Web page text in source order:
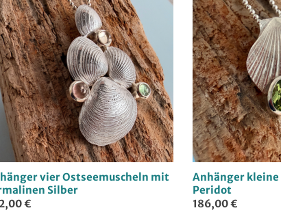
u
n
g
:
vier Ostseemuscheln mit
Silber
€
Anhänger
Peridot
186,00 €